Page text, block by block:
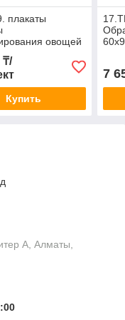
плакаты
овощей
60х90 см, (в
4 шт)
₸/
Купить
7
А, Алматы,